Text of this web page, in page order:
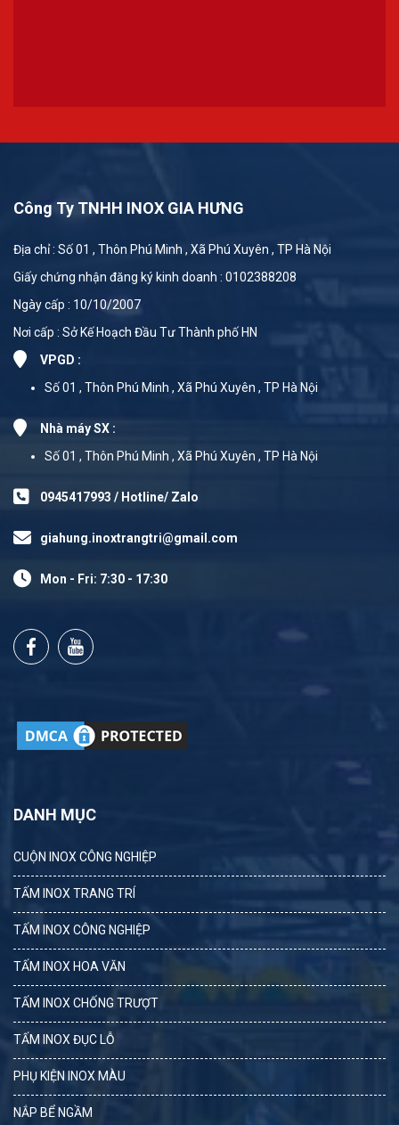
Công Ty TNHH INOX GIA HƯNG
Địa chỉ : Số 01 , Thôn Phú Minh , Xã Phú Xuyên , TP Hà Nội
Giấy chứng nhận đăng ký kinh doanh : 0102388208
Ngày cấp : 10/10/2007
Nơi cấp : Sở Kế Hoạch Đầu Tư Thành phố HN
VPGD :
Số 01 , Thôn Phú Minh , Xã Phú Xuyên , TP Hà Nội
Nhà máy SX :
Số 01 , Thôn Phú Minh , Xã Phú Xuyên , TP Hà Nội
0945417993 / Hotline/ Zalo
giahung.inoxtrangtri@gmail.com
Mon - Fri: 7:30 - 17:30
DANH MỤC
CUỘN INOX CÔNG NGHIỆP
TẤM INOX TRANG TRÍ
TẤM INOX CÔNG NGHIỆP
TẤM INOX HOA VĂN
TẤM INOX CHỐNG TRƯỢT
TẤM INOX ĐỤC LỖ
PHỤ KIỆN INOX MÀU
NẮP BỂ NGẦM